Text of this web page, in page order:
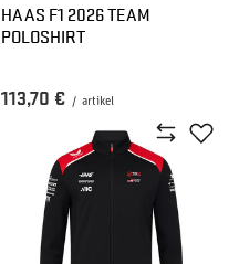
HAAS F1 2026 TEAM
POLOSHIRT
113,70 € / artikel